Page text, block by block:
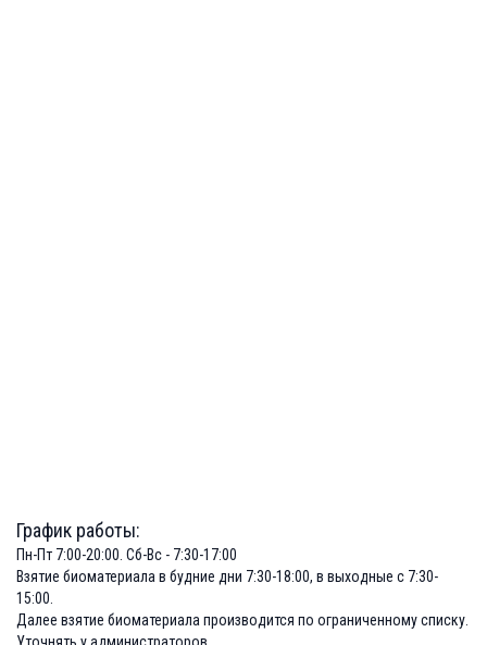
График работы:
Пн-Пт 7:00-20:00. Сб-Вс - 7:30-17:00
Взятие биоматериала в будние дни 7:30-18:00, в выходные с 7:30-
15:00.
Далее взятие биоматериала производится по ограниченному списку.